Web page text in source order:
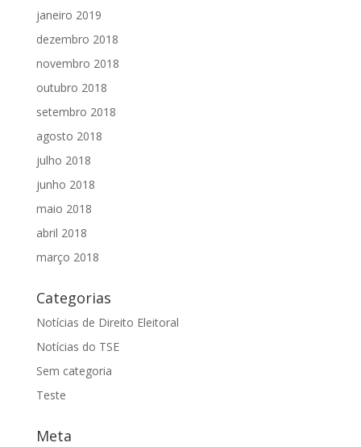
janeiro 2019
dezembro 2018
novembro 2018
outubro 2018
setembro 2018
agosto 2018
julho 2018
junho 2018
maio 2018
abril 2018
março 2018
Categorias
Notícias de Direito Eleitoral
Notícias do TSE
Sem categoria
Teste
Meta